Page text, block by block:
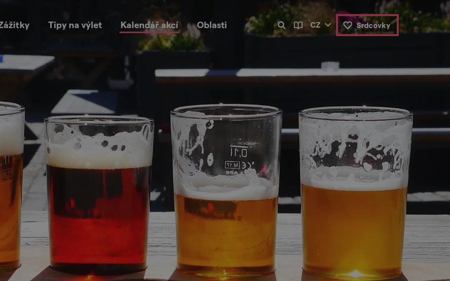
Tipy na výlet Kalendář akcí Oblasti CZ Srdcovky